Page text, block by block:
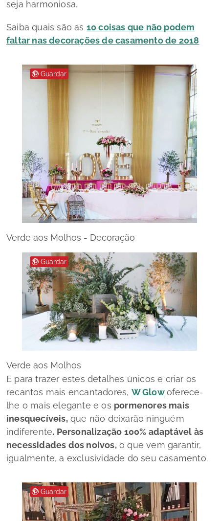
seja harmoniosa.
Saiba quais são as 10 coisas que não podem
faltar nas decorações de casamento de 2018
Guardar
Verde aos Molhos - Decoração
Guardar
Verde aos Molhos
E para trazer estes detalhes únicos e criar os
recantos mais encantadores, W Glow oferece-
lhe o mais elegante e os pormenores mais
inesquecíveis,que não deixarão ninguém
indiferente. Personalização 100% adaptável às
necessidades dos noivos,o que vem garantir,
igualmente, a exclusividade do seu casamento.
Guardar